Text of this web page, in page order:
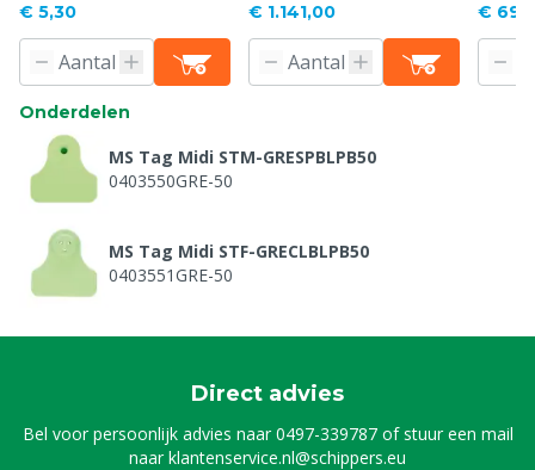
€ 5,30 € 1.141,00 €
Onderdelen
MS Tag Midi STM-GRESPBLPB50
0403550GRE-50
MS Tag Midi STF-GRECLBLPB50
0403551GRE-50
Direct advies
Bel voor persoonlijk advies naar0497-339787of stuur een mail
naarklantenservice.nl@schippers.eu